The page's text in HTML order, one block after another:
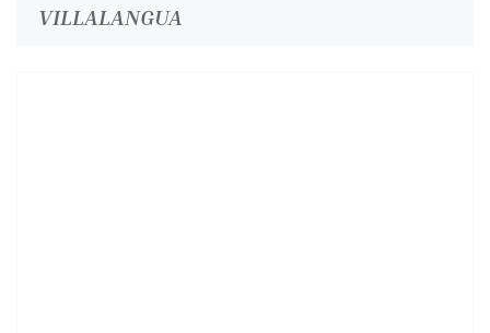
VILLALANGUA